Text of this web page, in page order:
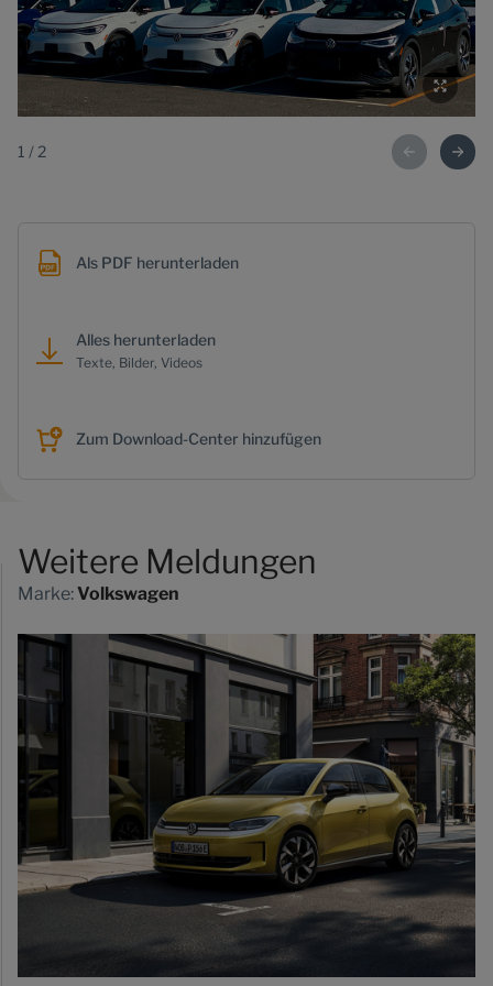
1 / 2
Als PDF herunterladen
Alles herunterladen
Texte, Bilder, Videos
Zum Download-Center hinzufügen
Weitere Meldungen
Marke:Volkswagen